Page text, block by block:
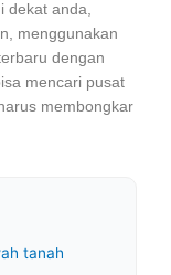
dekat anda,
menggunakan
dengan
mencari pusat
membongkar
tanah